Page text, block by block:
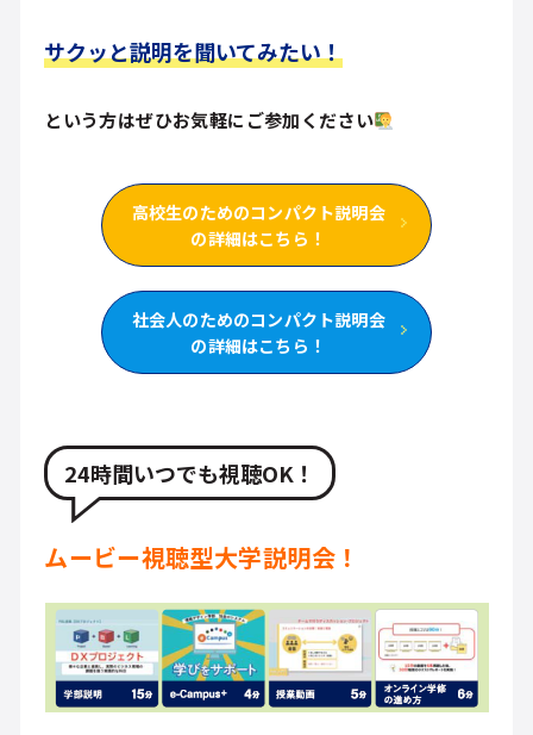
サクッと説明を聞いてみたい！
という方はぜひお気軽にご参加ください
高校生のためのコンパクト説明会
の詳細はこちら！
社会人のためのコンパクト説明会
の詳細はこちら！
24時間いつでも視聴OK！
ムービー視聴型大学説明会！